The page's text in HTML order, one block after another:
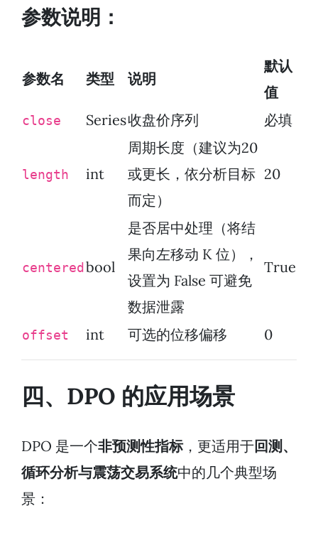
参数说明：
参数名 类型 说明
默认
值
close Series收盘价序列 必填
length int
周期长度（建议为20
或更长，依分析目标
而定）
20
centered bool
是否居中处理（将结
果向左移动 K 位），
设置为 False 可避免
数据泄露
True
offset int 可选的位移偏移 0
四、DPO 的应用场景
DPO 是一个非预测性指标，更适用于回测、
循环分析与震荡交易系统中的几个典型场
景：